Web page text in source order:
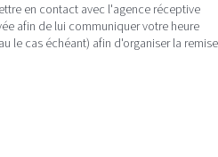
en contact avec l'agence réceptive
afin de lui communiquer votre heure
le cas échéant) afin d'organiser la remise